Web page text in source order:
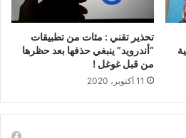
تحذير تقني : مئات من تطبيقات
“أندرويد” ينبغي حذفها بعد حظرها
من قبل غوغل !
11 أكتوبر، 2020